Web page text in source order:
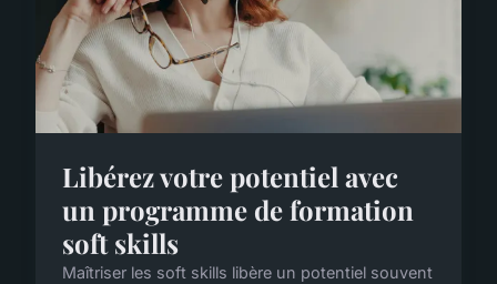
Libérez votre potentiel avec
un programme de formation
soft skills
Maîtriser les soft skills libère un potentiel souvent